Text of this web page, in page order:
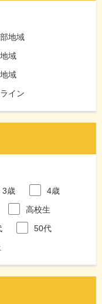
地域
域
域
イン
3歳
4歳
高校生
50代